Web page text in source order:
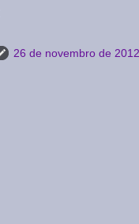
26 de novembro de